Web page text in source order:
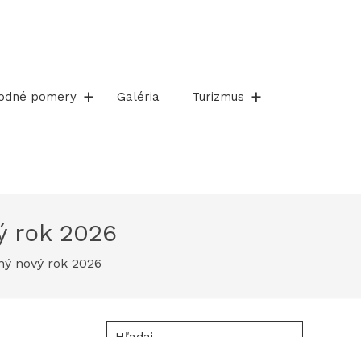
pomery Galéria Turizmus
rok 2026
nový rok 2026
Hľadaj